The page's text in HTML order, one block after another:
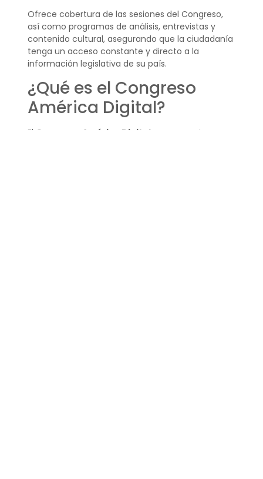
Ofrece cobertura de las sesiones del Congreso,
así como programas de análisis, entrevistas y
contenido cultural, asegurando que la ciudadanía
tenga un acceso constante y directo a la
información legislativa de su país.
¿Qué es el Congreso
América Digital?
El Congreso América Digitales un evento que